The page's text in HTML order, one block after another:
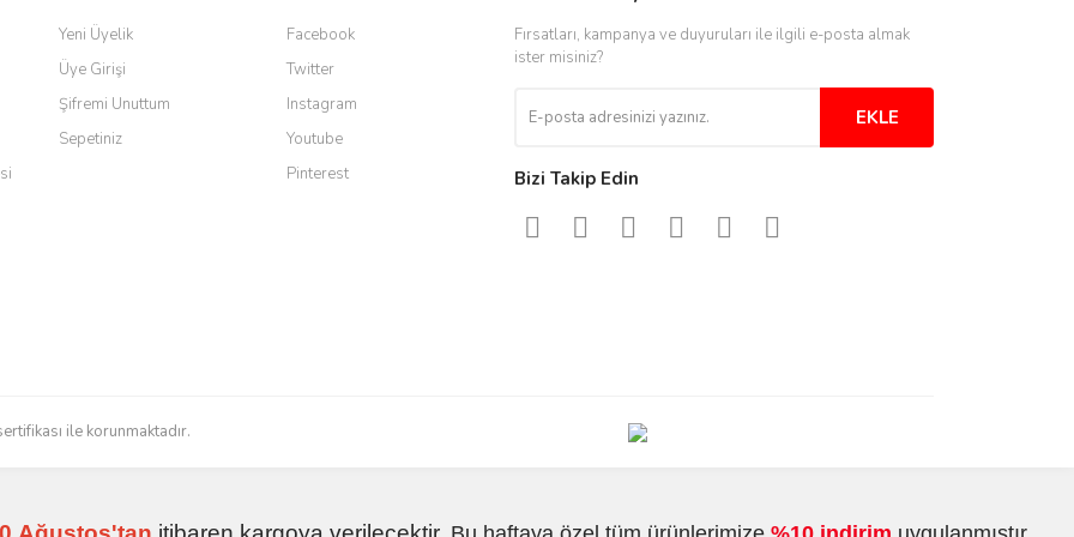
en iyi deneyimdi. Herkese
düzenli bir site. Teşekkürler.
düzgün yapıyorlar
Yeni Üyelik
Üye Girişi
Şifremi Unuttum
Sepetiniz
Facebook
Twitter
Instagram
Youtube
Pinterest
Fırsatları, kampanya ve duyuruları ile ilgili e-posta almak
ister misiniz?
EKLE
Bizi Takip Edin
ile korunmaktadır.